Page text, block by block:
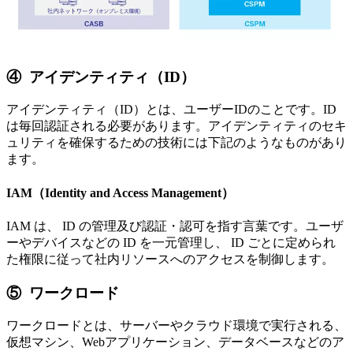
④ アイデンティティ（ID）
アイデンティティ（ID）とは、ユーザーIDのことです。ID
は毎回認証される必要があります。アイデンティティのセキ
ュリティを確保するための技術には下記のようなものがあり
ます。
IAM（Identity and Access Management）
IAM は、 ID の管理及び認証・認可を指す言葉です。ユーザ
ーやデバイスなどの ID を一元管理し、 ID ごとに定められ
た権限に従って社内リソースへのアクセスを制御します。
⑤ ワークロード
ワークロードとは、サーバーやクラウド環境で実行される、
仮想マシン、Webアプリケーション、データベースなどのア